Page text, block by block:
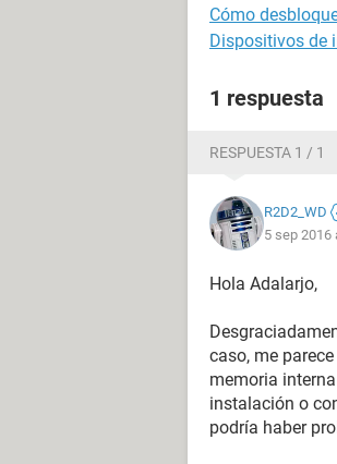
Cómo
Dispositivos de
1 respuesta
RESPUESTA 1 / 1
R2D2_WD
5 sep 2016
Hola Adalarjo,
caso, me
memoria
instalación o
podría haber